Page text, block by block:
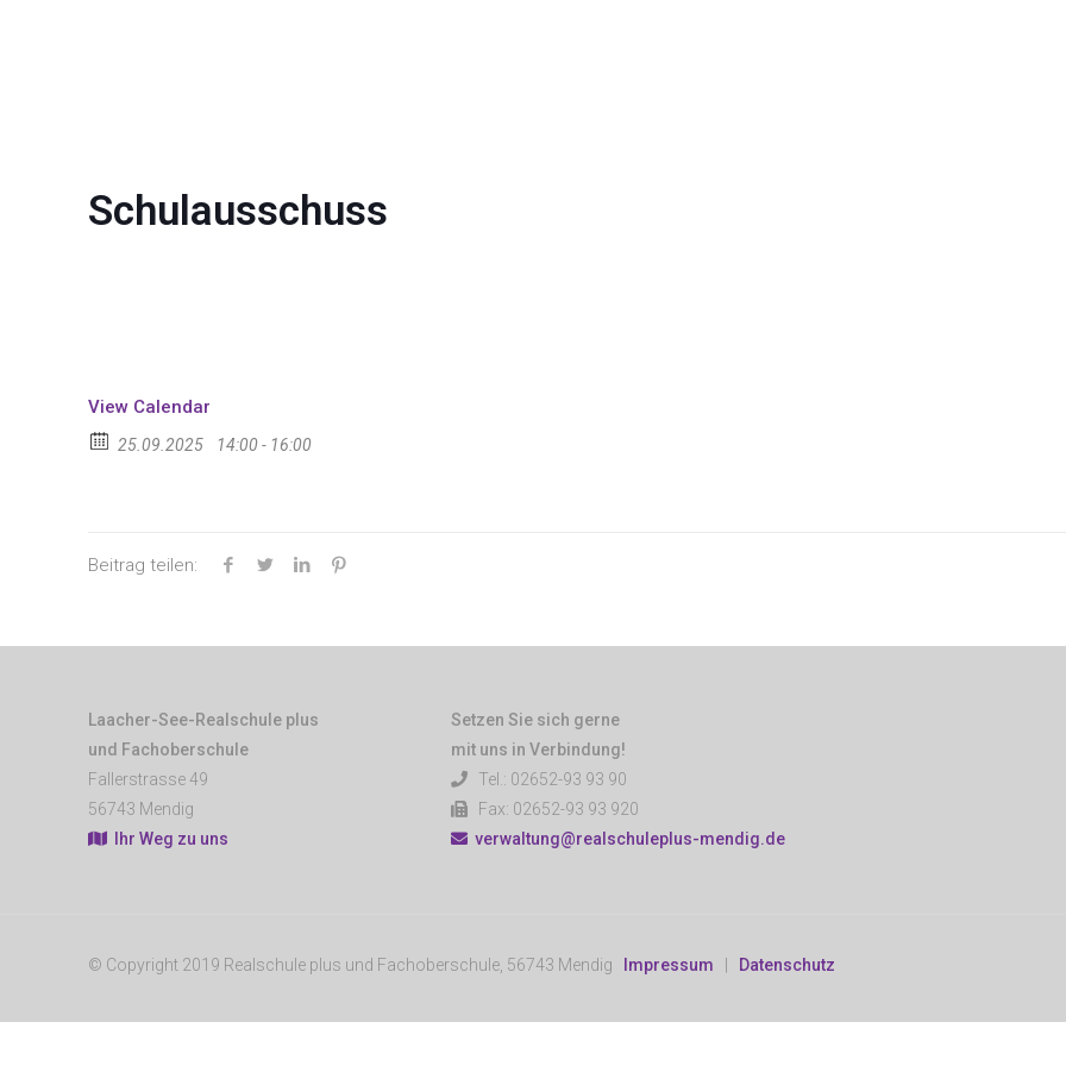
Schulausschuss
View Calendar
25.09.2025 14:00 - 16:00
Beitrag teilen:
Laacher-See-Realschule plus
und Fachoberschule
Fallerstrasse 49
56743 Mendig
Ihr Weg zu uns
Setzen Sie sich gerne
mit uns in Verbindung!
Tel.: 02652-93 93 90
Fax: 02652-93 93 920
verwaltung@realschuleplus-mendig.de
© Copyright 2019 Realschule plus und Fachoberschule, 56743 Mendig Impressum Datenschutz